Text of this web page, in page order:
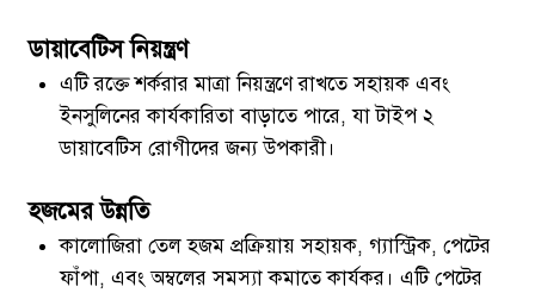
ডায়াবেটিস নিয়ন্ত্রণ
এটি রক্তে শর্করার মাত্রা নিয়ন্ত্রণে রাখতে সহায়ক এবং
ইনসুলিনের কার্যকারিতা বাড়াতে পারে, যা টাইপ ২
ডায়াবেটিস রোগীদের জন্য উপকারী।
হজমের উন্নতি
কালোজিরা তেল হজম প্রক্রিয়ায় সহায়ক, গ্যাস্ট্রিক, পেটের
ফাঁপা, এবং অম্বলের সমস্যা কমাতে কার্যকর। এটি পেটের